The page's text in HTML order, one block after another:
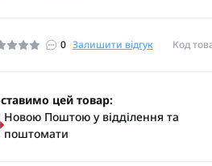
0 Залишити відгук Код
цей товар:
Новою Поштою у відділення та
поштомати